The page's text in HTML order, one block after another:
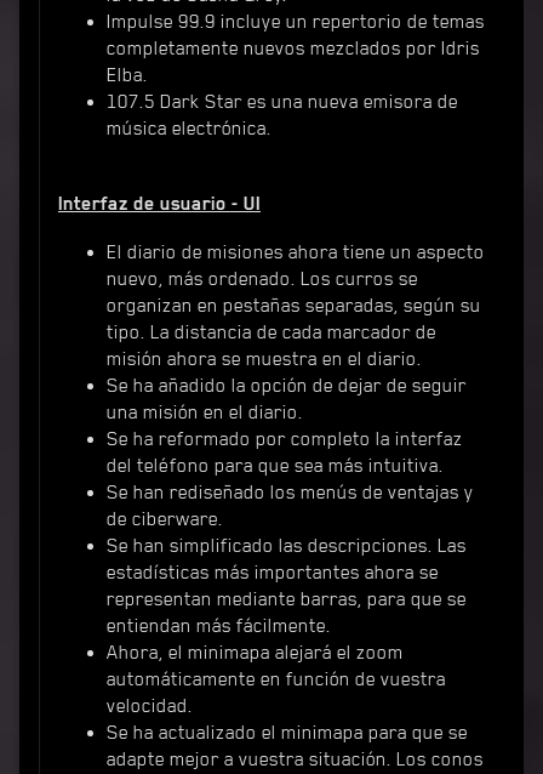
Impulse 99.9 incluye un repertorio de temas
completamente nuevos mezclados por Idris
Elba.
107.5 Dark Star es una nueva emisora de
música electrónica.
Interfaz de usuario - UI
El diario de misiones ahora tiene un aspecto
nuevo, más ordenado. Los curros se
organizan en pestañas separadas, según su
tipo. La distancia de cada marcador de
misión ahora se muestra en el diario.
Se ha añadido la opción de dejar de seguir
una misión en el diario.
Se ha reformado por completo la interfaz
del teléfono para que sea más intuitiva.
Se han rediseñado los menús de ventajas y
de ciberware.
Se han simplificado las descripciones. Las
estadísticas más importantes ahora se
representan mediante barras, para que se
entiendan más fácilmente.
Ahora, el minimapa alejará el zoom
automáticamente en función de vuestra
velocidad.
Se ha actualizado el minimapa para que se
adapte mejor a vuestra situación. Los conos